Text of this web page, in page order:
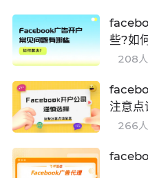
些?如
208
注意点
266